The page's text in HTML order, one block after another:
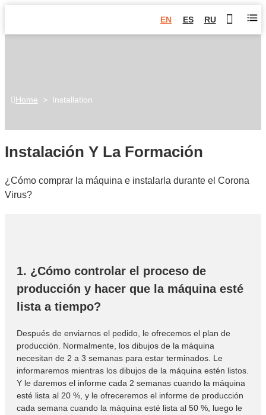
EN ES RU
Home > Installation
Instalación Y La Formación
¿Cómo comprar la máquina e instalarla durante el Corona
Virus?
1. ¿Cómo controlar el proceso de
producción y hacer que la máquina esté
lista a tiempo?
Después de enviarnos el pedido, le ofrecemos el plan de
producción. Normalmente, los dibujos de la máquina
necesitan de 2 a 3 semanas para estar terminados. Le
informaremos mientras los dibujos de la máquina estén listos.
Y le daremos el informe cada 2 semanas cuando la máquina
esté lista al 20 %, y le ofreceremos el informe de producción
cada semana cuando la máquina esté lista al 50 %, luego le